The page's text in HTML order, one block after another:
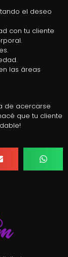
el deseo
con tu cliente
las áreas
de acercarse
que tu cliente